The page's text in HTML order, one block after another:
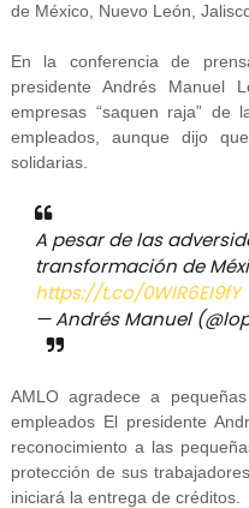
de México, Nuevo León,
En la conferencia de
presidente Andrés Manuel
empresas “saquen raja”
empleados, aunque dijo
solidarias.
A pesar de las
transformación de
https://t.co/0WIR6EI9fY
— Andrés Manuel
AMLO agradece a
empleados El presidente
reconocimiento a las
protección de sus
iniciará la entrega de créditos.